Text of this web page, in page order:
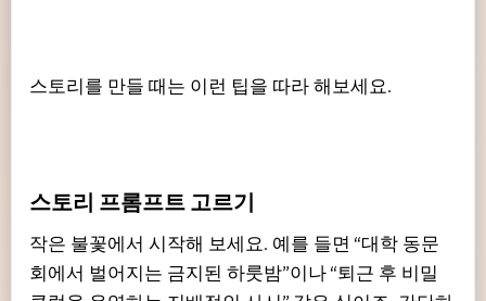
스토리를 만들 때는 이런 팁을 따라 해보세요.
스토리 프롬프트 고르기
작은 불꽃에서 시작해 보세요. 예를 들면 “대학 동문
회에서 벌어지는 금지된 하룻밤”이나 “퇴근 후 비밀